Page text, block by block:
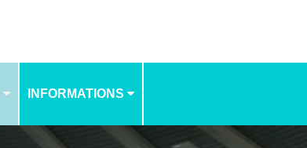
INFORMATIONS
NOS TARIFS